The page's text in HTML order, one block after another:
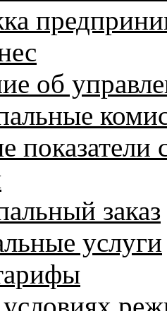
об
показатели
заказ
услуги